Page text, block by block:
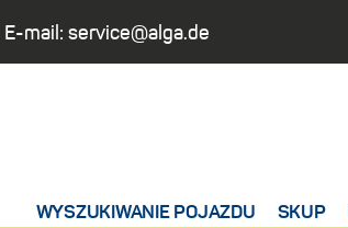
| E-mail: service@alga.de
WYSZUKIWANIE POJAZDU SKUP